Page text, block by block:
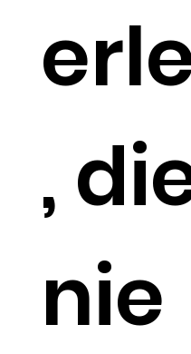
,
nie